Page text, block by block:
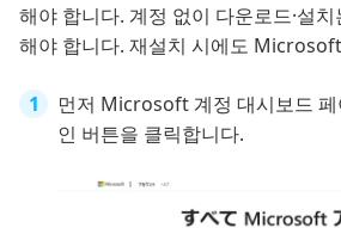
해야 합니다. 계정 없이 다운로드·설
해야 합니다. 재설치 시에도
먼저 Microsoft 계정 대시보드
인 버튼을 클릭합니다.